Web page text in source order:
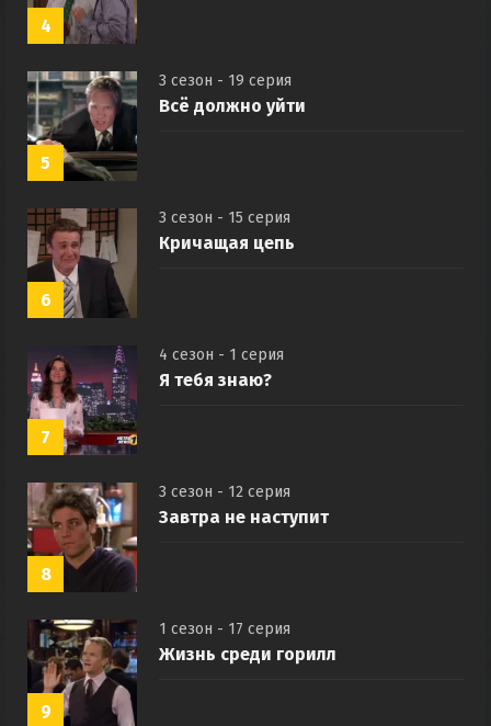
4
5
3 сезон - 19 серия
Всё должно уйти
6
3 сезон - 15 серия
Кричащая цепь
7
4 сезон - 1 серия
Я тебя знаю?
8
3 сезон - 12 серия
Завтра не наступит
9
1 сезон - 17 серия
Жизнь среди горилл